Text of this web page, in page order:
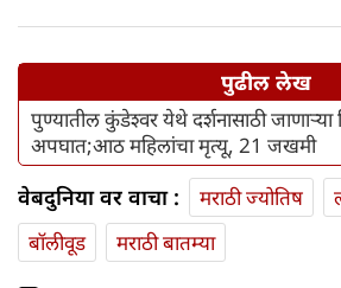
पुढील लेख
पुण्यातील कुंडेश्वर येथे दर्शनासाठी
अपघात;आठ महिलांचा मृत्यू, 21 जखमी
वेबदुनिया वर वाचा : मराठी ज्योतिष
बॉलीवूड
मराठी बातम्या